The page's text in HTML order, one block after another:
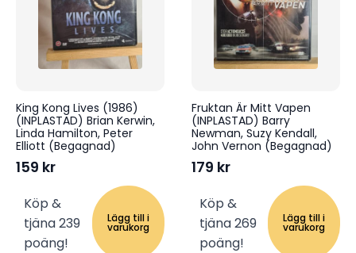
King Kong Lives (1986)
(INPLASTAD) Brian Kerwin,
Linda Hamilton, Peter
Elliott (Begagnad)
159 kr
Köp &
tjäna 239
poäng!
Lägg till i
varukorg
Fruktan Är Mitt Vapen
(INPLASTAD) Barry
Newman, Suzy Kendall,
John Vernon (Begagnad)
179 kr
Köp &
tjäna 269
poäng!
Lägg till i
varukorg